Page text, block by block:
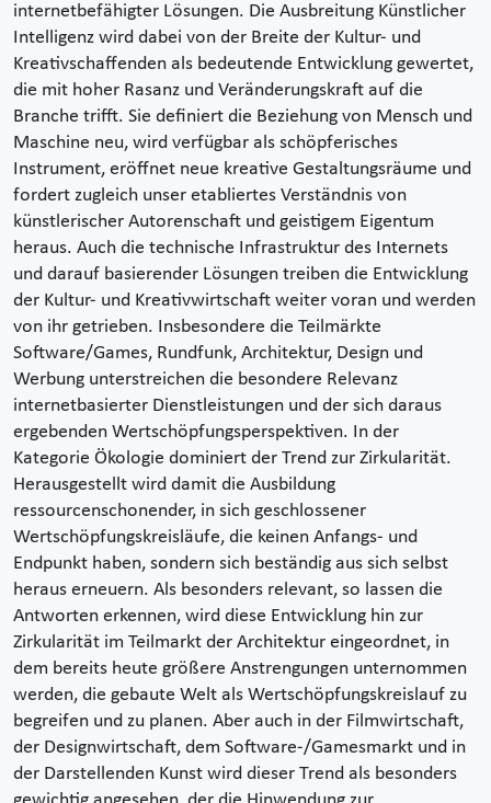
internetbefähigter Lösungen. Die Ausbreitung Künstlicher
Intelligenz wird dabei von der Breite der Kultur- und
Kreativschaffenden als bedeutende Entwicklung gewertet,
die mit hoher Rasanz und Veränderungskraft auf die
Branche trifft. Sie definiert die Beziehung von Mensch und
Maschine neu, wird verfügbar als schöpferisches
Instrument, eröffnet neue kreative Gestaltungsräume und
fordert zugleich unser etabliertes Verständnis von
künstlerischer Autorenschaft und geistigem Eigentum
heraus. Auch die technische Infrastruktur des Internets
und darauf basierender Lösungen treiben die Entwicklung
der Kultur- und Kreativwirtschaft weiter voran und werden
von ihr getrieben. Insbesondere die Teilmärkte
Software/Games, Rundfunk, Architektur, Design und
Werbung unterstreichen die besondere Relevanz
internetbasierter Dienstleistungen und der sich daraus
ergebenden Wertschöpfungsperspektiven. In der
Kategorie Ökologie dominiert der Trend zur Zirkularität.
Herausgestellt wird damit die Ausbildung
ressourcenschonender, in sich geschlossener
Wertschöpfungskreisläufe, die keinen Anfangs- und
Endpunkt haben, sondern sich beständig aus sich selbst
heraus erneuern. Als besonders relevant, so lassen die
Antworten erkennen, wird diese Entwicklung hin zur
Zirkularität im Teilmarkt der Architektur eingeordnet, in
dem bereits heute größere Anstrengungen unternommen
werden, die gebaute Welt als Wertschöpfungskreislauf zu
begreifen und zu planen. Aber auch in der Filmwirtschaft,
der Designwirtschaft, dem Software-/Gamesmarkt und in
der Darstellenden Kunst wird dieser Trend als besonders